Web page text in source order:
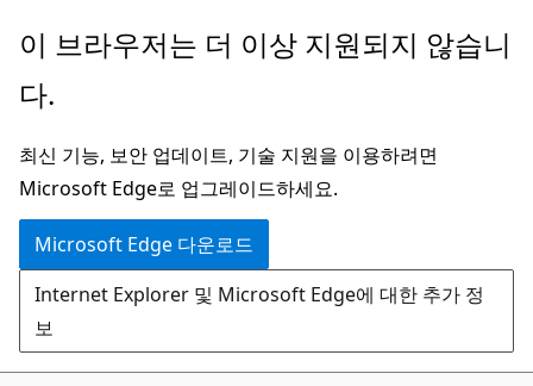
주
콘
츠
로
건
너
뛰
기
이 브라우저는 더 이상 지원되지 않습니
다.
최신 기능, 보안 업데이트, 기술 지원을 이용하려면
Microsoft Edge로 업그레이드하세요.
Microsoft Edge 다운로드
Internet Explorer 및 Microsoft Edge에 대한 추가 정
보